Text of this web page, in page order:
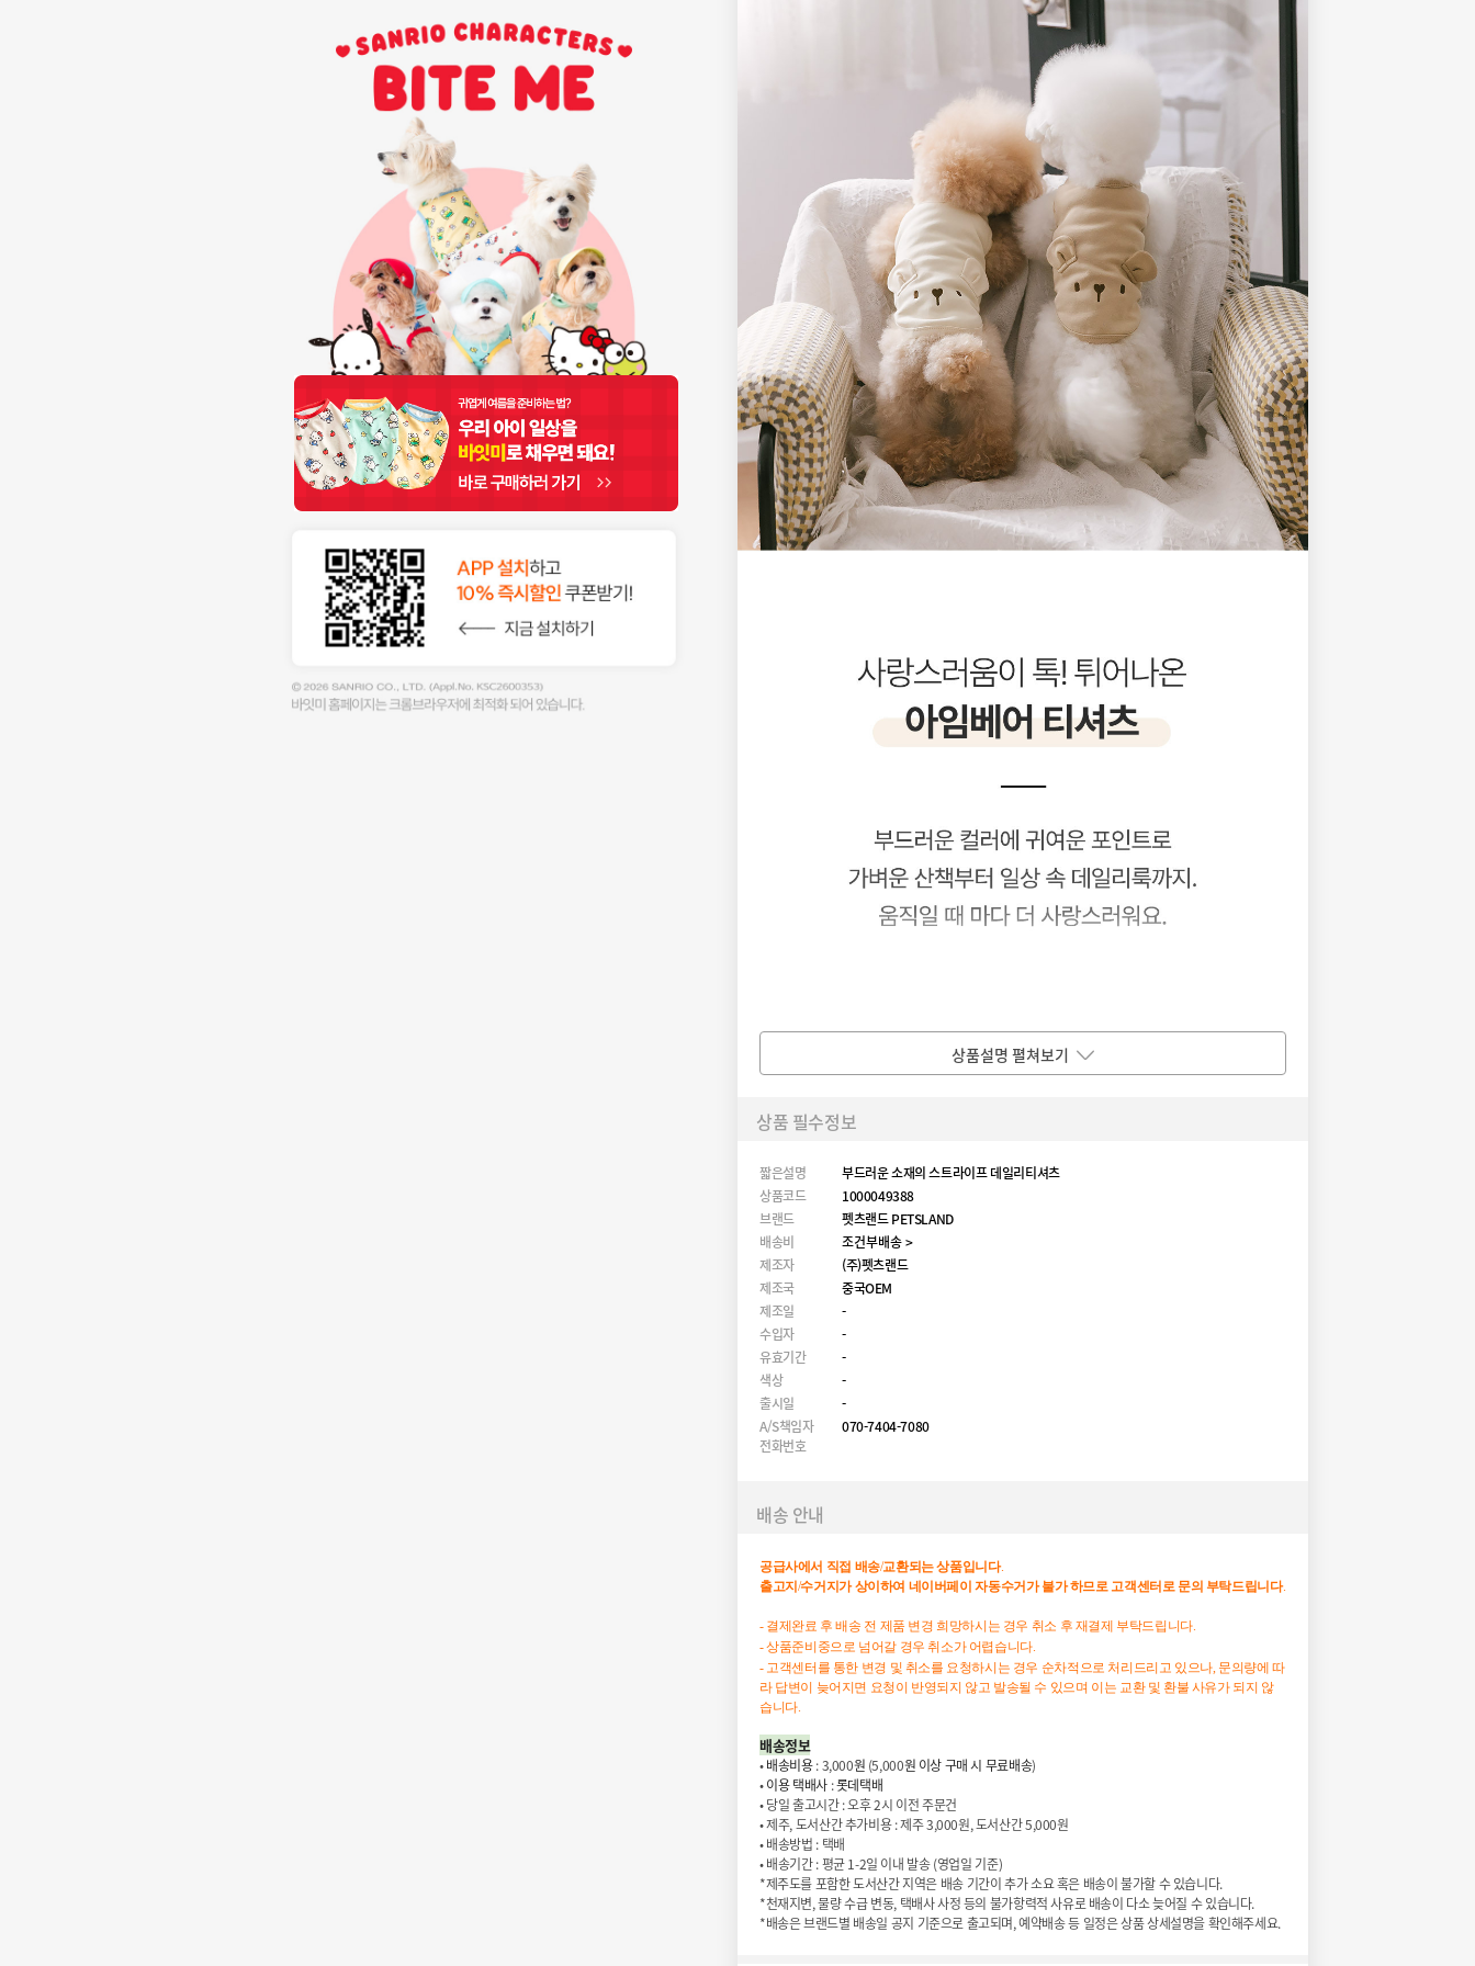
상품설명 펼쳐보기
상품 필수정보
짧은설명
부드러운 소재의 스트라이프 데일리티셔츠
상품코드
1000049388
브랜드
펫츠랜드 PETSLAND
배송비
조건부배송 >
제조자
(주)펫츠랜드
제조국
중국OEM
제조일
-
수입자
-
유효기간
-
색상
-
출시일
-
A/S책임자
전화번호
070-7404-7080
배송 안내
공급사에서 직접 배송/교환되는상품입니다.
출고지 /수거지가 상이하여 네이버페이 자동수거가 불가하므로고객센터로문의 부탁드립니다.
- 결제완료 후 배송 전 제품 변경 희망하시는 경우 취소 후 재결제 부탁드립니다.
- 상품준비중으로 넘어갈 경우 취소가 어렵습니다.
- 고객센터를 통한 변경 및 취소를 요청하시는 경우 순차적으로 처리드리고 있으나, 문의량에 따
라 답변이 늦어지면 요청이 반영되지 않고 발송될 수 있으며 이는 교환 및 환불 사유가 되지 않
습니다.
배송정보
•배송비용:3,000원 (5,000원 이상구매시 무료배송)
•이용택배사:롯데택배
•당일출고시간:오후2시 이전주문건
•제주,도서산간추가비용:제주3,000원,도서산간5,000원
•배송방법 : 택배
•배송기간:평균1-2일 이내 발송(영업일 기준)
*제주도를포함한도서산간지역은 배송 기간이 추가소요혹은 배송이 불가할수 있습니다.
*천재지변,물량수급변동, 택배사사정등의 불가항력적사유로 배송이 다소늦어질 수 있습니다.
*배송은브랜드별 배송일 공지 기준으로출고되며,예약배송등 일정은상품상세설명을확인해주세요.